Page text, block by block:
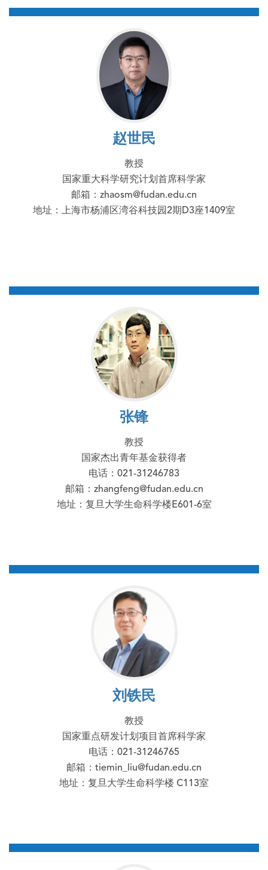
赵世民
教授
国家重大科学研究计划首席科学家
邮箱：zhaosm@fudan.edu.cn
地址：上海市杨浦区湾谷科技园2期D3座1409室
张锋
教授
国家杰出青年基金获得者
电话：021-31246783
邮箱：zhangfeng@fudan.edu.cn
地址：复旦大学生命科学楼E601-6室
刘铁民
教授
国家重点研发计划项目首席科学家
电话：021-31246765
邮箱：tiemin_liu@fudan.edu.cn
地址：复旦大学生命科学楼 C113室